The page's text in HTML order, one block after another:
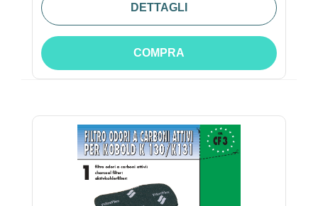
DETTAGLI
COMPRA